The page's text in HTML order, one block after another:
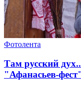
Фотолента
Там русский
"Афанасьев-